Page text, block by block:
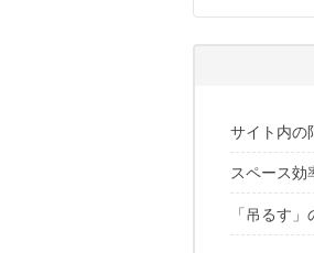
サイト内の
スペース効
1｜
「吊るす